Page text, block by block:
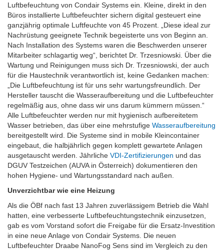
Luftbefeuchtung von Condair Systems ein. Kleine, direkt in den
Büros installierte Luftbefeuchter sichern digital gesteuert eine
ganzjährig optimale Luftfeuchte von 45 Prozent. „Diese ideal zur
Nachrüstung geeignete Technik begeisterte uns von Beginn an.
Nach Installation des Systems waren die Beschwerden unserer
Mitarbeiter schlagartig weg“, berichtet Dr. Trzesniowski. Über die
Wartung und Reinigungen muss sich Dr. Trzesniowski, der auch
für die Haustechnik verantwortlich ist, keine Gedanken machen:
„Die Luftbefeuchtung ist für uns sehr wartungsfreundlich. Der
Hersteller tauscht die Wasseraufbereitung und die Luftbefeuchter
regelmäßig aus, ohne dass wir uns darum kümmern müssen.“
Alle Luftbefeuchter werden nur mit hygienisch aufbereitetem
Wasser betrieben, das über eine mehrstufige Wasseraufbereitung
bereitgestellt wird. Die Systeme sind in mobile Kleincontainer
eingebaut, die halbjährlich gegen komplett gewartete Anlagen
ausgetauscht werden. Jährliche VDI-Zertifizierungen und das
DGUV Testzeichen (AUVA in Österreich) dokumentieren den
hohen Hygiene- und Wartungsstandard nach außen.
Unverzichtbar wie eine Heizung
Als die ÖBf nach fast 13 Jahren zuverlässigem Betrieb die Wahl
hatten, eine verbesserte Luftbefeuchtungstechnik einzusetzen,
gab es vom Vorstand sofort die Freigabe für die Ersatz-Investition
in eine neue Anlage von Condair Systems. Die neuen
Luftbefeuchter Draabe NanoFog Sens sind im Vergleich zu den